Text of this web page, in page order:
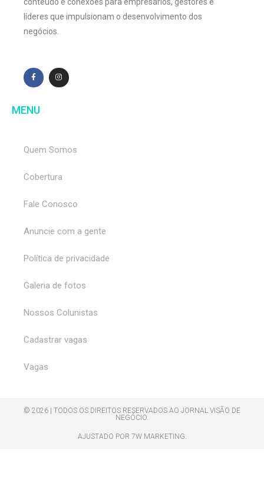
líderes que impulsionam o desenvolvimento dos
negócios.
MENU
Quem Somos
Cobertura
Fale Conosco
Anuncie com a gente
Política de privacidade
Galeria de fotos
Nossos Colunistas
Cadastrar vagas
Vagas
© 2026 | TODOS OS DIREITOS RESERVADOS AO JORNAL VISÃO DE
NEGÓCIO.
AJUSTADO POR 7W MARKETING.